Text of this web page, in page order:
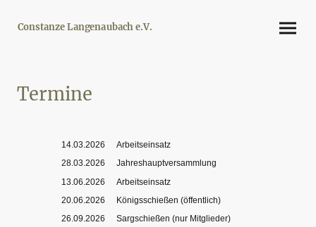
Constanze Langenaubach e.V.
Termine
14.03.2026
28.03.2026
13.06.2026
20.06.2026
26.09.2026
Arbeitseinsatz
Jahreshauptversammlung
Arbeitseinsatz
Königsschießen (öffentlich)
Sargschießen (nur Mitglieder)